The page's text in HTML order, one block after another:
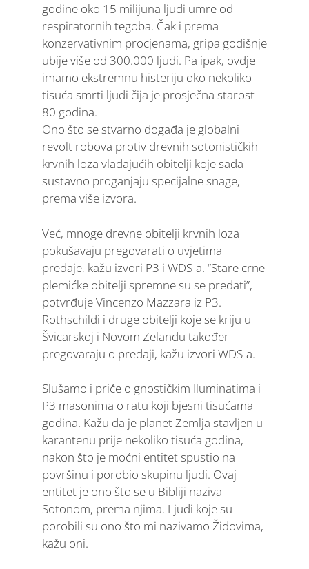
godine oko 15 milijuna ljudi umre od
respiratornih tegoba. Čak i prema
konzervativnim procjenama, gripa godišnje
ubije više od 300.000 ljudi. Pa ipak, ovdje
imamo ekstremnu histeriju oko nekoliko
tisuća smrti ljudi čija je prosječna starost
80 godina.
Ono što se stvarno događa je globalni
revolt robova protiv drevnih sotonističkih
krvnih loza vladajućih obitelji koje sada
sustavno proganjaju specijalne snage,
prema više izvora.
Već, mnoge drevne obitelji krvnih loza
pokušavaju pregovarati o uvjetima
predaje, kažu izvori P3 i WDS-a. “Stare crne
plemićke obitelji spremne su se predati”,
potvrđuje Vincenzo Mazzara iz P3.
Rothschildi i druge obitelji koje se kriju u
Švicarskoj i Novom Zelandu također
pregovaraju o predaji, kažu izvori WDS-a.
Slušamo i priče o gnostičkim Iluminatima i
P3 masonima o ratu koji bjesni tisućama
godina. Kažu da je planet Zemlja stavljen u
karantenu prije nekoliko tisuća godina,
nakon što je moćni entitet spustio na
površinu i porobio skupinu ljudi. Ovaj
entitet je ono što se u Bibliji naziva
Sotonom, prema njima. Ljudi koje su
porobili su ono što mi nazivamo Židovima,
kažu oni.